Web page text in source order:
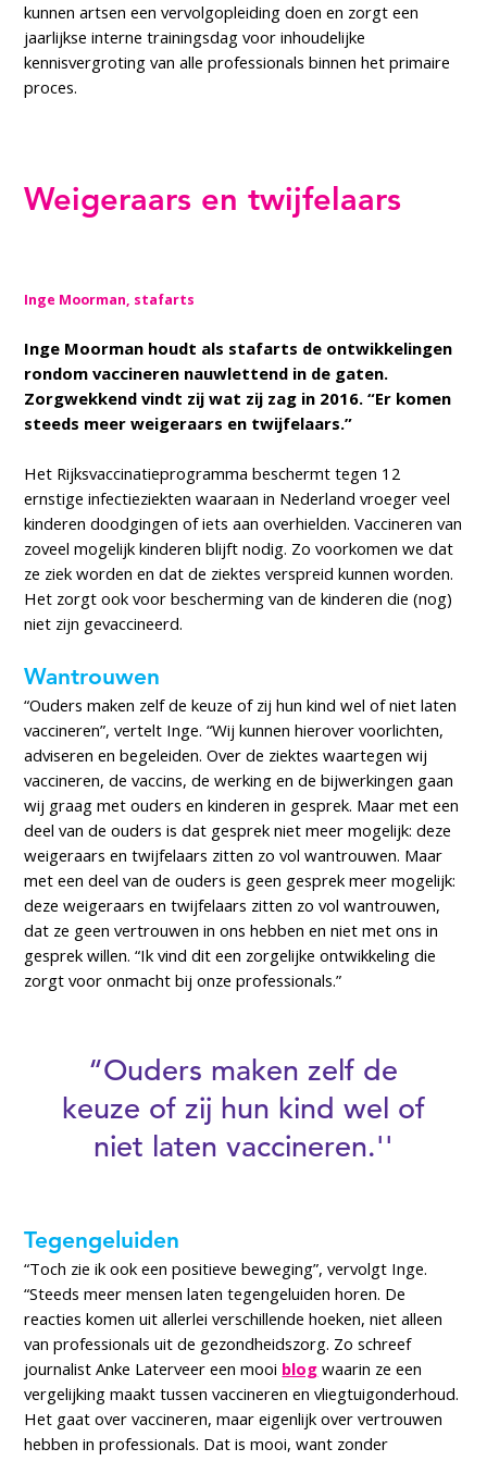
kunnen artsen een vervolgopleiding doen en zorgt een
jaarlijkse interne trainingsdag voor inhoudelijke
kennisvergroting van alle professionals binnen het primaire
proces.
Weigeraars en twijfelaars
Inge Moorman, stafarts
Inge Moorman houdt als stafarts de ontwikkelingen
rondom vaccineren nauwlettend in de gaten.
Zorgwekkend vindt zij wat zij zag in 2016. “Er komen
steeds meer weigeraars en twijfelaars.”
Het Rijksvaccinatieprogramma beschermt tegen 12
ernstige infectieziekten waaraan in Nederland vroeger veel
kinderen doodgingen of iets aan overhielden. Vaccineren van
zoveel mogelijk kinderen blijft nodig. Zo voorkomen we dat
ze ziek worden en dat de ziektes verspreid kunnen worden.
Het zorgt ook voor bescherming van de kinderen die (nog)
niet zijn gevaccineerd.
Wantrouwen
“Ouders maken zelf de keuze of zij hun kind wel of niet laten
vaccineren”, vertelt Inge. “Wij kunnen hierover voorlichten,
adviseren en begeleiden. Over de ziektes waartegen wij
vaccineren, de vaccins, de werking en de bijwerkingen gaan
wij graag met ouders en kinderen in gesprek. Maar met een
deel van de ouders is dat gesprek niet meer mogelijk: deze
weigeraars en twijfelaars zitten zo vol wantrouwen. Maar
met een deel van de ouders is geen gesprek meer mogelijk:
deze weigeraars en twijfelaars zitten zo vol wantrouwen,
dat ze geen vertrouwen in ons hebben en niet met ons in
gesprek willen. “Ik vind dit een zorgelijke ontwikkeling die
zorgt voor onmacht bij onze professionals.”
“Ouders maken zelf de
keuze of zij hun kind wel of
niet laten vaccineren.''
Tegengeluiden
“Toch zie ik ook een positieve beweging”, vervolgt Inge.
“Steeds meer mensen laten tegengeluiden horen. De
reacties komen uit allerlei verschillende hoeken, niet alleen
van professionals uit de gezondheidszorg. Zo schreef
journalist Anke Laterveer een mooi blog waarin ze een
vergelijking maakt tussen vaccineren en vliegtuigonderhoud.
Het gaat over vaccineren, maar eigenlijk over vertrouwen
hebben in professionals. Dat is mooi, want zonder